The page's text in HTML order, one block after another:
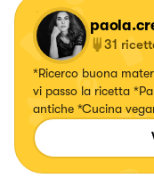
31
*Ricerco buona materia prima
vi passo la ricetta
antiche *Cucina
@il.piatto.verde